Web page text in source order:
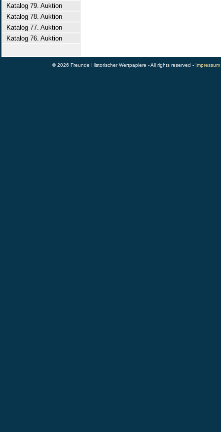
Katalog 79. Auktion
Katalog 78. Auktion
Katalog 77. Auktion
Katalog 76. Auktion
© 2026 Freunde Historischer Wertpapiere - All rights reserved - Impressum